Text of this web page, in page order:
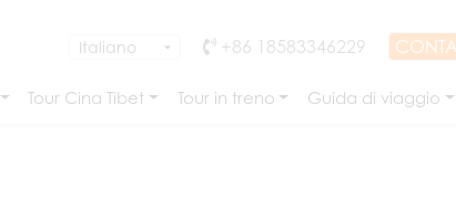
+86 18583346229
Tour Cina Tibet Tour in treno Guida di viaggio